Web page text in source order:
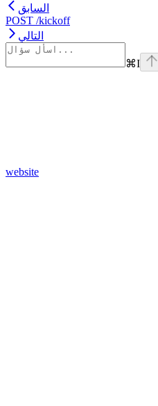
السابق
POST /kickoff
التالي
⌘I
website